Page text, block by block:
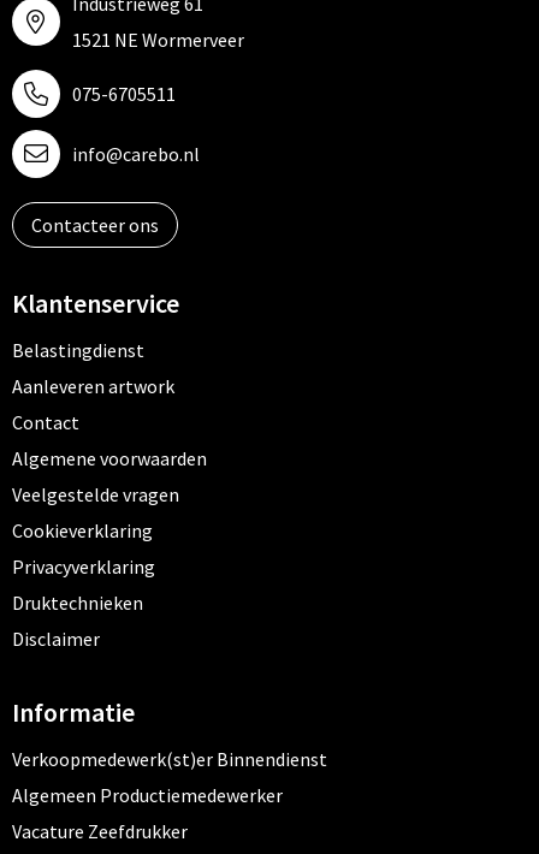
1521 NE Wormerveer
075-6705511
info@carebo.nl
Contacteer ons
Klantenservice
Belastingdienst
Aanleveren artwork
Contact
Algemene voorwaarden
Veelgestelde vragen
Cookieverklaring
Privacyverklaring
Druktechnieken
Disclaimer
Informatie
Verkoopmedewerk(st)er Binnendienst
Algemeen Productiemedewerker
Vacature Zeefdrukker